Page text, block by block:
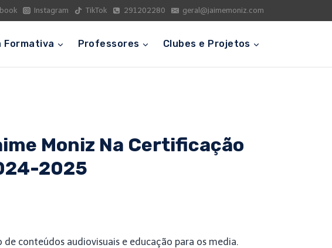
Instagram TikTok 291202280 geral@jaimemoniz.com
Formativa Professores Clubes e Projetos
Moniz Na Certificação
2025
conteúdos audiovisuais e educação para os media.